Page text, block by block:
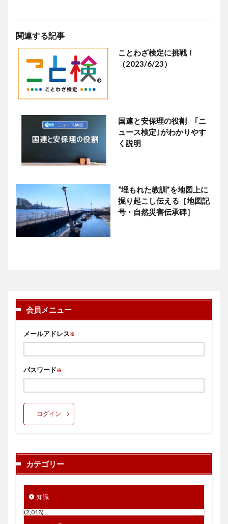
関連する記事
ことわざ検定に挑戦！
（2023/6/23）
国連と安保理の役割 ｢ニ
ュース検定｣がわかりやす
く説明
“埋もれた教訓”を地図上に
掘り起こし伝える［地図記
号・自然災害伝承碑］
会員メニュー
メールアドレス※
パスワード※
ログイン
カテゴリー
知識
(2,018)